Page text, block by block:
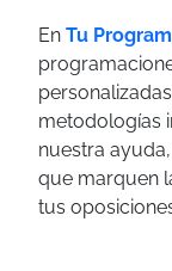
En Tu
metodologías
nuestra
que marquen
tus